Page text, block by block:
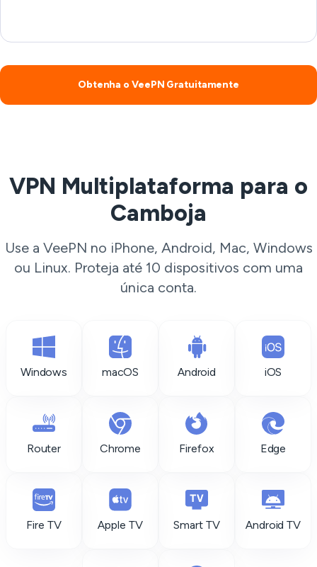
Obtenha o VeePN Gratuitamente
VPN Multiplataforma para o
Camboja
Use a VeePN no iPhone, Android, Mac, Windows
ou Linux. Proteja até 10 dispositivos com uma
única conta.
Windows macOS Android iOS
Router Chrome Firefox Edge
Fire TV Apple TV Smart TV Android TV